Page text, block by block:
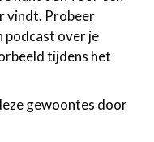
vindt. Probeer
podcast over je
tijdens het
gewoontes door